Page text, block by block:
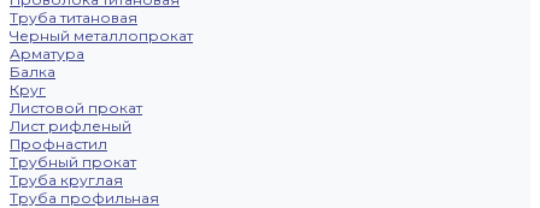
Труба титановая
Черный металлопрокат
Арматура
Балка
Круг
Листовой прокат
Лист рифленый
Профнастил
Трубный прокат
Труба круглая
Труба профильная